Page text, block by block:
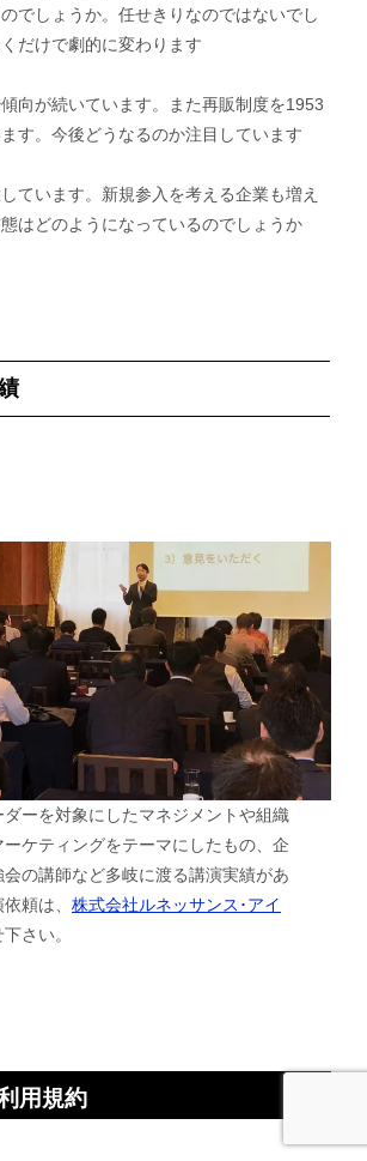
でしょうか。任せきりなのではないでし
だけで劇的に変わります
向が続いています。また再販制度を1953
す。今後どうなるのか注目しています
ています。新規参入を考える企業も増え
はどのようになっているのでしょうか
ーを対象にしたマネジメントや組織
ケティングをテーマにしたもの、企
の講師など多岐に渡る講演実績があ
依頼は、株式会社ルネッサンス･アイ
さい。
用規約